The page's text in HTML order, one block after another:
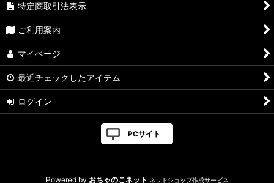
特定商取引法表示
ご利用案内
マイページ
最近チェックしたアイテム
ログイン
PCサイト
Powered by おちゃのこネット ネットショップ作成サービス